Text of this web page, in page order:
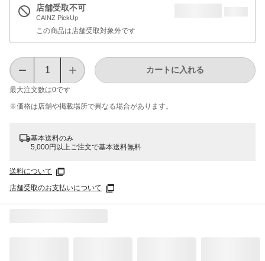
店舗受取不可
CAINZ PickUp
この商品は店舗受取対象外です
最大注文数は0です
カートに入れる
※価格は​店舗や​掲載場所で​異なる​場合が​あります。
基本送料のみ
5,000円以上ご注文で基本送料無料
送料について
店舗受取のお支払いについて